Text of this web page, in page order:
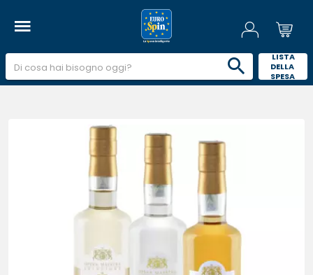
LISTA
DELLA
SPESA